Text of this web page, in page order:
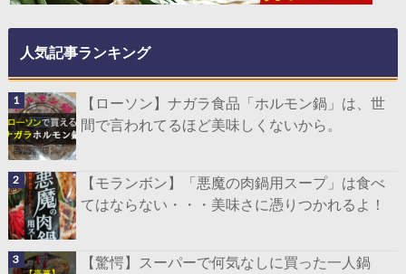
人気記事ランキング
【ローソン】ナガラ食品「ホルモン鍋」は、世
間で言われてるほど美味しくないから。
【モランボン】「悪魔の肉鍋用スープ」は食べ
てはならない・・・美味さに憑りつかれるよ！
【驚愕】スーパーで何気なしに買った一人鍋